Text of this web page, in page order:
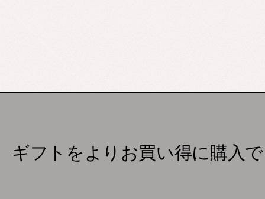
ギフトをよりお買い得に購入